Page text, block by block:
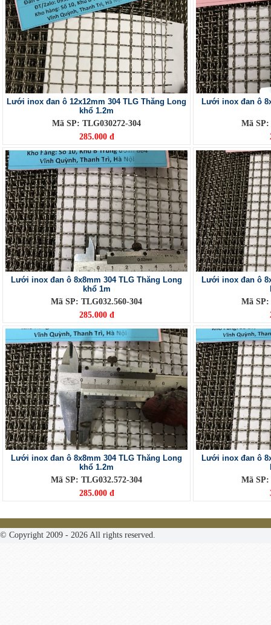
Lưới inox đan ô 12x12mm 304 TLG Thăng Long
khổ 1.2m
Mã SP: TLG030272-304
285.000 đ
Lưới inox đan ô
Mã SP:
Lưới inox đan ô 8x8mm 304 TLG Thăng Long
khổ 1m
Mã SP: TLG032.560-304
285.000 đ
Lưới inox đan ô
Mã SP:
Lưới inox đan ô 8x8mm 304 TLG Thăng Long
khổ 1.2m
Mã SP: TLG032.572-304
285.000 đ
Lưới inox đan ô
Mã SP:
© Copyright 2009 - 2026 All rights reserved.